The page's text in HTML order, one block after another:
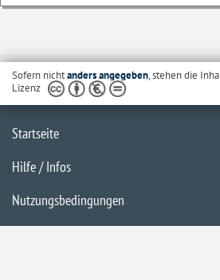
Sofern nichtanders angegeben, stehen die
Lizenz
Startseite
Hilfe / Infos
Nutzungsbedingungen